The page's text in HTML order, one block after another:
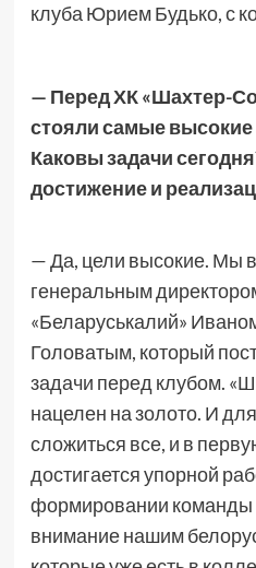
клуба Юрием Будько, с
— Перед ХК «Шахтер-
стояли самые
Каковы задачи
достижение и
— Да, цели высокие. Мы
генеральным
«Беларуськалий»
Головатым, который
задачи перед клубом.
нацелен на золото. И
сложиться все, и в
достигается упорной
формировании команды
внимание нашим